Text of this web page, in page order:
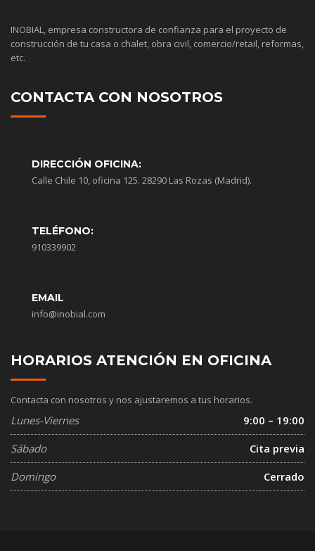
INOBIAL, empresa constructora de confianza para el proyecto de
construcción de tu casa o chalet, obra civil, comercio/retail, reformas,
etc.
CONTACTA CON NOSOTROS
DIRECCIÓN OFICINA:
Calle Chile 10, oficina 125. 28290 Las Rozas (Madrid).
TELÉFONO:
910339902
EMAIL
info@inobial.com
HORARIOS ATENCIÓN EN OFICINA
Contacta con nosotros y nos ajustaremos a tus horarios.
Lunes-Viernes
9:00 – 19:00
Sábado
Cita previa
Domingo
Cerrado